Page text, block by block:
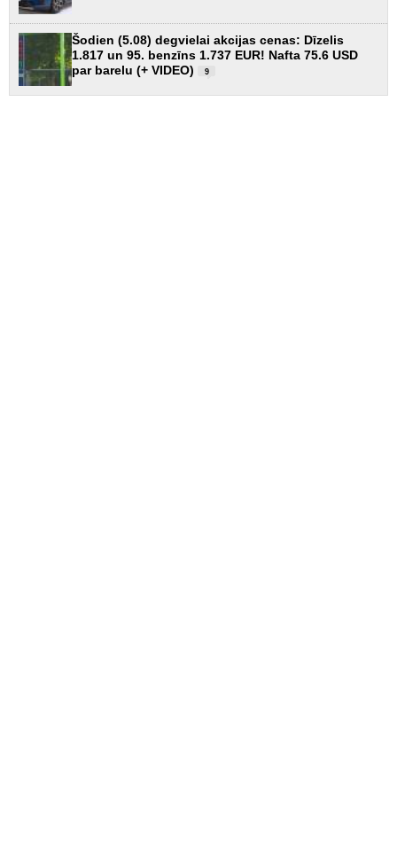
Šodien (5.08) degvielai akcijas cenas: Dīzelis
1.817 un 95. benzīns 1.737 EUR! Nafta 75.6 USD
par barelu (+ VIDEO)
9